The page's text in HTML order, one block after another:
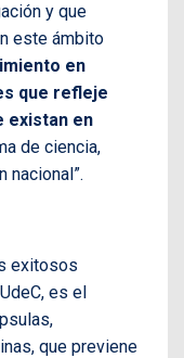
y que
este ámbito
en
que refleje
existan en
de ciencia,
nacional”.
exitosos
es el
que previene